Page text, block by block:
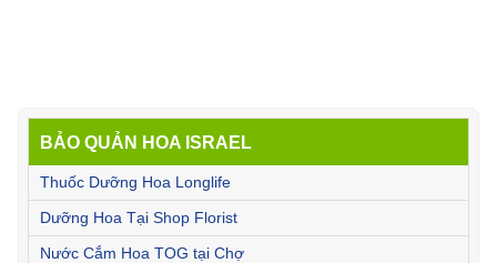
BẢO QUẢN HOA ISRAEL
Thuốc Dưỡng Hoa Longlife
Dưỡng Hoa Tại Shop Florist
Nước Cắm Hoa TOG tại Chợ